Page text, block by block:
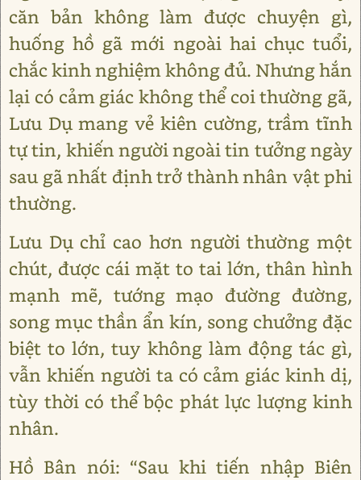
căn bản không làm được chuyện gì,
huống hồ gã mới ngoài hai chục tuổi,
chắc kinh nghiệm không đủ. Nhưng hắn
lại có cảm giác không thể coi thường gã,
Lưu Dụ mang vẻ kiên cường, trầm tĩnh
tự tin, khiến người ngoài tin tưởng ngày
sau gã nhất định trở thành nhân vật phi
thường.
Lưu Dụ chỉ cao hơn người thường một
chút, được cái mặt to tai lớn, thân hình
mạnh mẽ, tướng mạo đường đường,
song mục thần ẩn kín, song chưởng đặc
biệt to lớn, tuy không làm động tác gì,
vẫn khiến người ta có cảm giác kinh dị,
tùy thời có thể bộc phát lực lượng kinh
nhân.
Hồ Bân nói: “Sau khi tiến nhập Biên